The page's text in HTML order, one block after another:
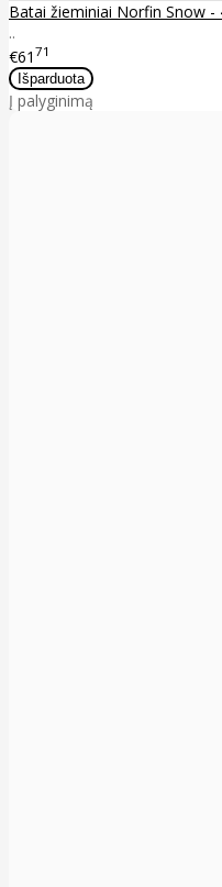
Batai žieminiai Norfin Snow -
..
€61 71
Į palyginimą